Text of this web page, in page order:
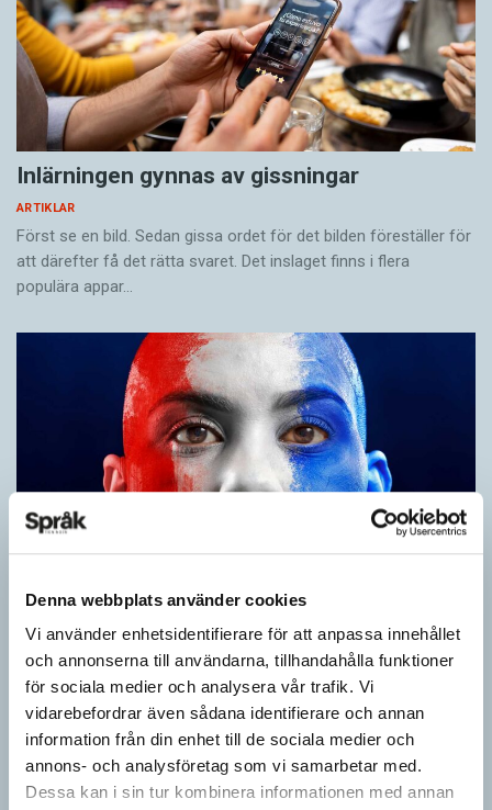
Denna webbplats använder cookies
Vi använder enhetsidentifierare för att anpassa innehållet
och annonserna till användarna, tillhandahålla funktioner
för sociala medier och analysera vår trafik. Vi
vidarebefordrar även sådana identifierare och annan
information från din enhet till de sociala medier och
annons- och analysföretag som vi samarbetar med.
Dessa kan i sin tur kombinera informationen med annan
Inlärningen gynnas av gissningar
ARTIKLAR
Först se en bild. Sedan gissa ordet för det bilden föreställer för
att därefter få det rätta svaret. Det inslaget finns i flera
populära appar…
Fler ser kvinnor med nya former
När det handlar om stora grupper av människor används i regel
maskulina pluralformer i franskan. Men när sådana ­former
ersätts av dubbel­former som les étudiantes…